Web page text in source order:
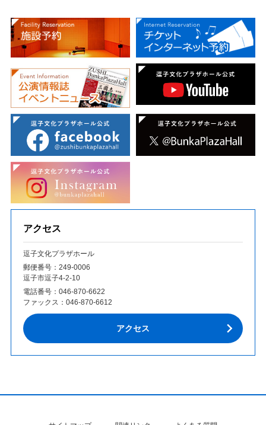
アクセス
逗子文化プラザホール
郵便番号：249‐0006
逗子市逗子4-2-10
電話番号： 046-870-6622
ファックス： 046-870-6612
アクセス